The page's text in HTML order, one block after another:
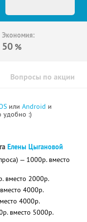
Экономия:
50 %
Вопросы по акции
или Android и
удобно :)
Елены Цыгановой
— 1000р. вместо
вместо 2000р.
4000р.
4000р.
вместо 5000р.